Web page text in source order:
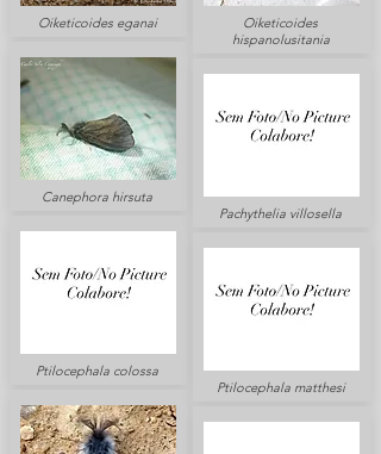
Oiketicoides eganai
Canephora hirsuta
Ptilocephala colossa
Oiketicoides
hispanolusitania
Pachythelia villosella
Ptilocephala matthesi